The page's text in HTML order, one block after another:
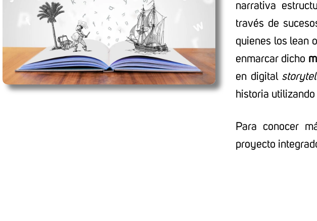
narrativa
través de
quienes los lean
enmarcar dicho
en digital
historia
Para conocer
proyecto